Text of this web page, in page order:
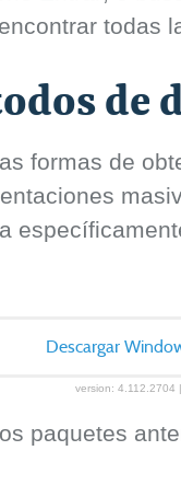
todas
de
formas de
Descargar
version: 4.112.2704
paquetes